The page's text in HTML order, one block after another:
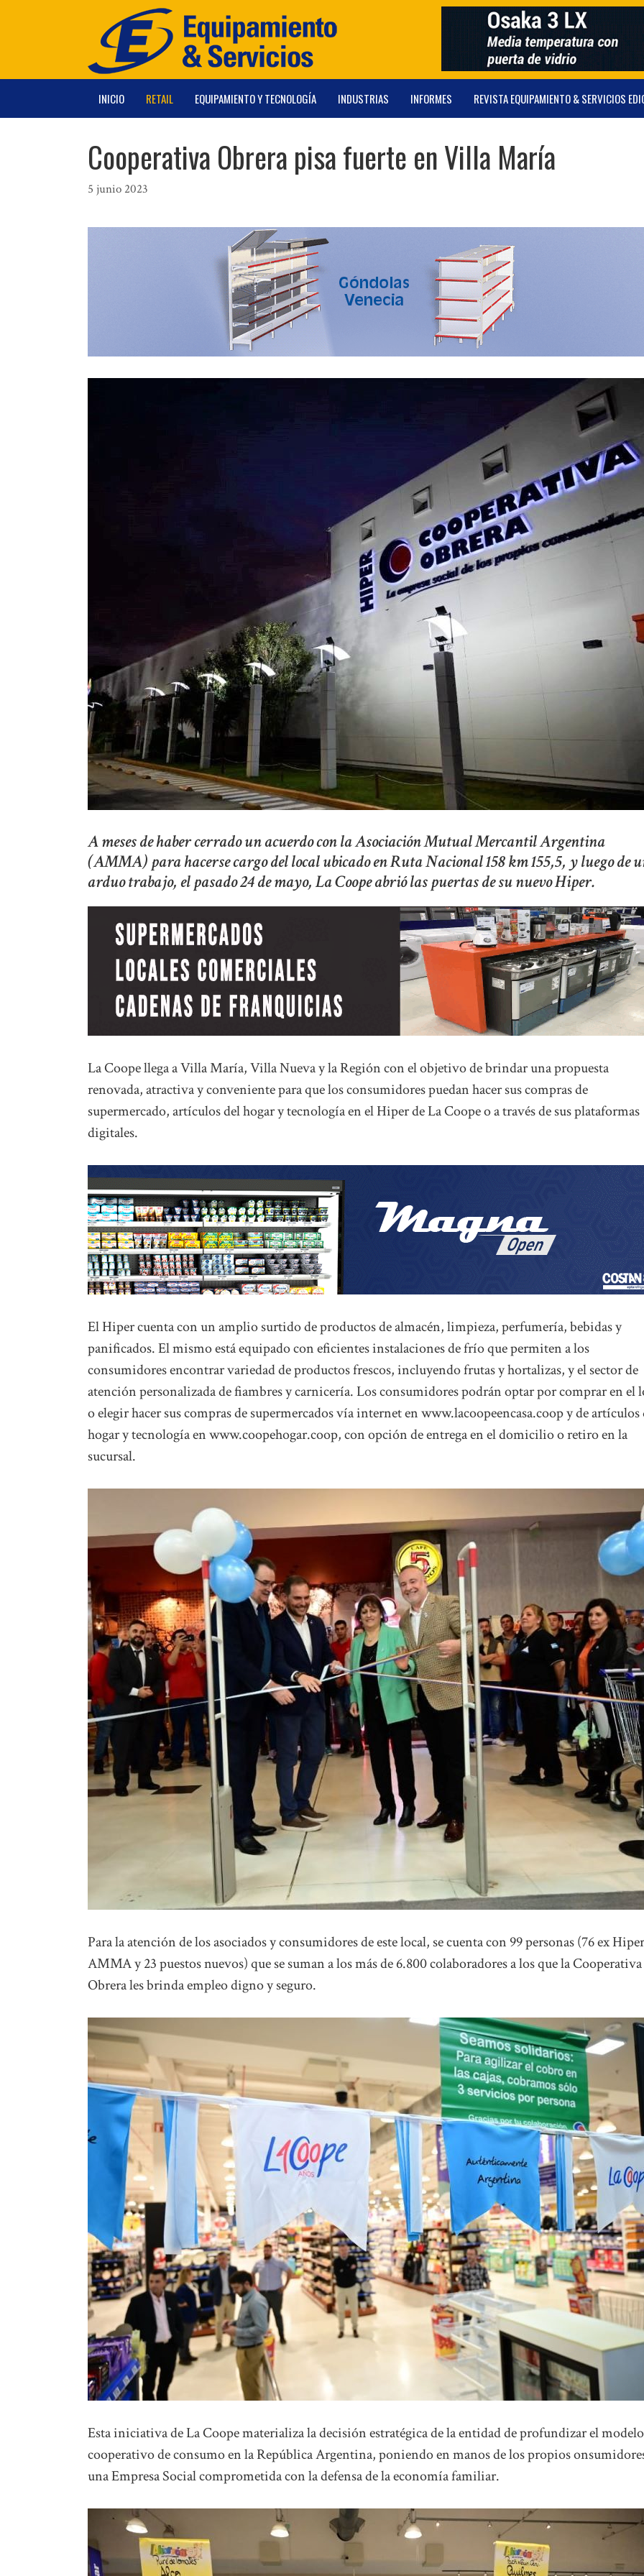
INICIO RETAIL EQUIPAMIENTO Y TECNOLOGÍA INDUSTRIAS INFORMES REVISTA EQUIPAMIENTO & SERVICIOS
Cooperativa Obrera pisa fuerte en Villa María
5 junio 2023
A meses de haber cerrado un acuerdo con la Asociación Mutual Mercantil Argentina
(AMMA) para hacerse cargo del local ubicado en Ruta Nacional 158 km 155,5, y luego de
arduo trabajo, el pasado 24 de mayo, La Coope abrió las puertas de su nuevo Hiper.
La Coope llega a Villa María, Villa Nueva y la Región con el objetivo de brindar una propuesta
renovada, atractiva y conveniente para que los consumidores puedan hacer sus compras de
supermercado, artículos del hogar y tecnología en el Hiper de La Coope o a través de sus plataformas
digitales.
El Hiper cuenta con un amplio surtido de productos de almacén, limpieza, perfumería, bebidas y
panificados. El mismo está equipado con eficientes instalaciones de frío que permiten a los
consumidores encontrar variedad de productos frescos, incluyendo frutas y hortalizas, y el sector de
atención personalizada de fiambres y carnicería. Los consumidores podrán optar por comprar en el
o elegir hacer sus compras de supermercados vía internet en www.lacoopeencasa.coop y de artículos
hogar y tecnología en www.coopehogar.coop, con opción de entrega en el domicilio o retiro en la
sucursal.
Para la atención de los asociados y consumidores de este local, se cuenta con 99 personas (76 ex Hiper
AMMA y 23 puestos nuevos) que se suman a los más de 6.800 colaboradores a los que la Cooperativa
Obrera les brinda empleo digno y seguro.
Esta iniciativa de La Coope materializa la decisión estratégica de la entidad de profundizar el modelo
cooperativo de consumo en la República Argentina, poniendo en manos de los propios
una Empresa Social comprometida con la defensa de la economía familiar.